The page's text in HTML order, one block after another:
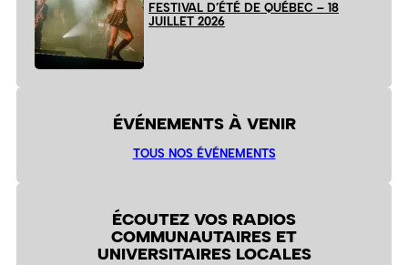
FESTIVAL D’ÉTÉ DE QUÉBEC – 18
JUILLET 2026
ÉVÉNEMENTS À VENIR
TOUS NOS ÉVÉNEMENTS
ÉCOUTEZ VOS RADIOS
COMMUNAUTAIRES ET
UNIVERSITAIRES LOCALES